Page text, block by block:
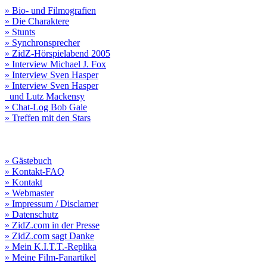
» Bio- und Filmografien
» Die Charaktere
» Stunts
» Synchronsprecher
» ZidZ-Hörspielabend 2005
» Interview Michael J. Fox
» Interview Sven Hasper
» Interview Sven Hasper
und Lutz Mackensy
» Chat-Log Bob Gale
» Treffen mit den Stars
» Gästebuch
» Kontakt-FAQ
» Kontakt
» Webmaster
» Impressum / Disclamer
» Datenschutz
» ZidZ.com in der Presse
» ZidZ.com sagt Danke
» Mein K.I.T.T.-Replika
» Meine Film-Fanartikel